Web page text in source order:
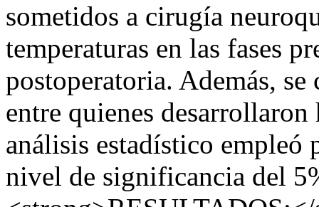
sometidos a cirugía
temperaturas en las fases
postoperatoria. Además,
entre quienes
análisis estadístico empleó
nivel de significancia del